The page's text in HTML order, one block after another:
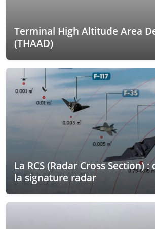
Terminal High Altitude Area
(THAAD)
La RCS (Radar Cross Section)
la signature radar